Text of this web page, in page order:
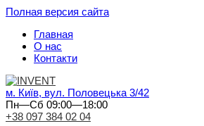
Полная версия сайта
Главная
О нас
Контакти
м. Київ, вул. Половецька 3/42
Пн—Сб 09:00—18:00
+38 097 384 02 04